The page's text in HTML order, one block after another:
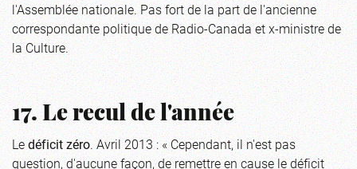
l'Assemblée nationale. Pas fort de la part de l'ancienne
correspondante politique de Radio-Canada et x-ministre de
la Culture.
17. Le recul de l'année
Ledéficit zéro. Avril 2013 : « Cependant, il n'est pas
question, d'aucune façon, de remettre en cause le déficit